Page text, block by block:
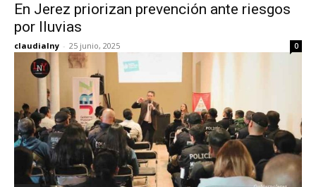
En Jerez priorizan prevención ante riesgos
por lluvias
claudialny - 25 junio, 2025 0